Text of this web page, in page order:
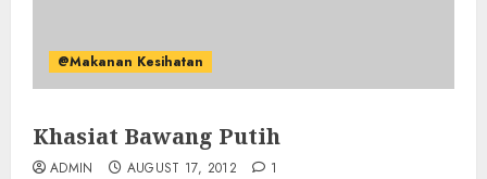
@Makanan Kesihatan
Khasiat Bawang Putih
ADMIN AUGUST 17, 2012 1